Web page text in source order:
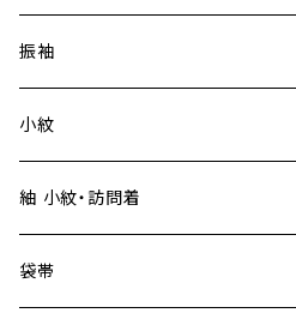
振袖
小紋
紬 小紋・訪問着
大島紬
袋帯